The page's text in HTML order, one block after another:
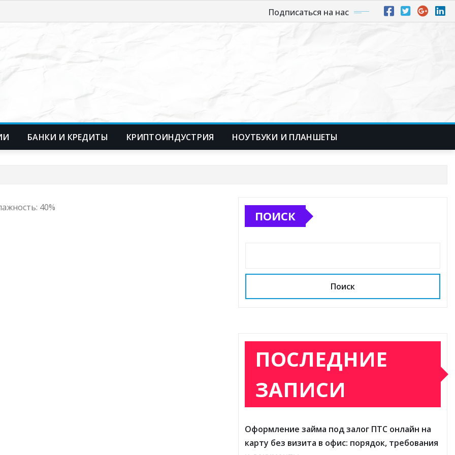
Подписаться на нас
БАНКИ И КРЕДИТЫ КРИПТОИНДУСТРИЯ НОУТБУКИ И ПЛАНШЕТЫ
40%
ПОИСК
Поиск
ПОСЛЕДНИЕ
ЗАПИСИ
Оформление займа под залог ПТС онлайн на
карту без визита в офис: порядок, требования